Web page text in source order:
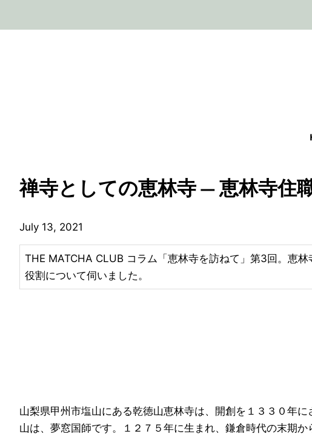
禅寺としての恵林寺 ― 恵林寺住
July 13, 2021
THE MATCHA CLUB コラム「恵林寺を訪ねて」第3回。恵
役割について伺いました。
山梨県甲州市塩山にある乾徳山恵林寺は、開創を１３３０年
山は、夢窓国師です。１２７５年に生まれ、鎌倉時代の末期か